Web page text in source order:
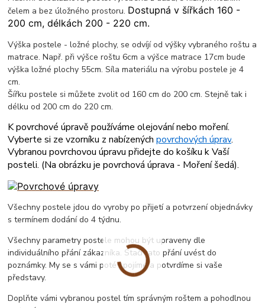
čelem a bez úložného prostoru. Dostupná v šířkách 160 -
200 cm, délkách 200 - 220 cm.
Výška postele - ložné plochy, se odvíjí od výšky vybraného roštu a
matrace. Např. při výšce roštu 6cm a výšce matrace 17cm bude
výška ložné plochy 55cm. Síla materiálu na výrobu postele je 4
cm.
Šířku postele si můžete zvolit od 160 cm do 200 cm. Stejně tak i
délku od 200 cm do 220 cm.
K povrchové úpravě používáme olejování nebo moření.
Vyberte si ze vzorníku z nabízenýchpovrchových úprav.
Vybranou povrchovou úpravu přidejte do košíku k Vaší
posteli. (Na obrázku je povrchová úprava - Moření šedá).
Všechny postele jdou do vyroby po přijetí a potvrzení objednávky
s termínem dodání do 4 týdnu.
Všechny parametry postele mohou být upraveny dle
individuálního přání zákazníka. Stačí tato přání uvést do
poznámky. My se s vámi poté spojíme a potvrdíme si vaše
představy.
Doplňte vámi vybranou postel tím správným roštem a pohodlnou